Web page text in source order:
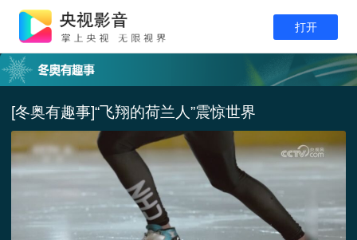
打开
[冬奥有趣事]“飞翔的荷兰人”震惊世界